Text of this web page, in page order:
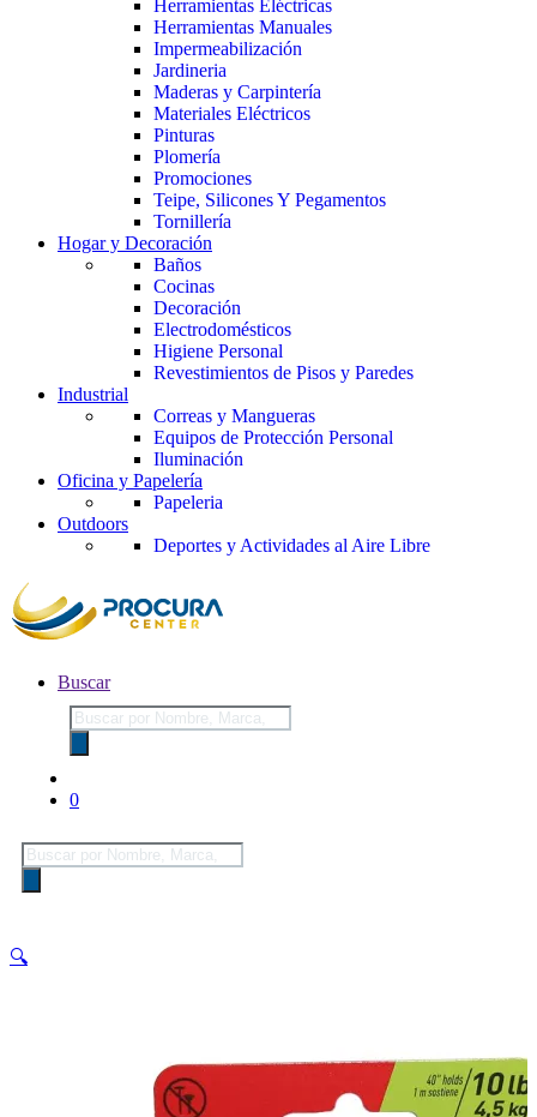
Herramientas Eléctricas
Herramientas Manuales
Impermeabilización
Jardineria
Maderas y Carpintería
Materiales Eléctricos
Pinturas
Plomería
Promociones
Teipe, Silicones Y Pegamentos
Tornillería
Hogar y Decoración
Baños
Cocinas
Decoración
Electrodomésticos
Higiene Personal
Revestimientos de Pisos y Paredes
Industrial
Correas y Mangueras
Equipos de Protección Personal
Iluminación
Oficina y Papelería
Papeleria
Outdoors
Deportes y Actividades al Aire Libre
Buscar
Búsqueda
de
productos
0
Búsqueda
de
productos
🔍